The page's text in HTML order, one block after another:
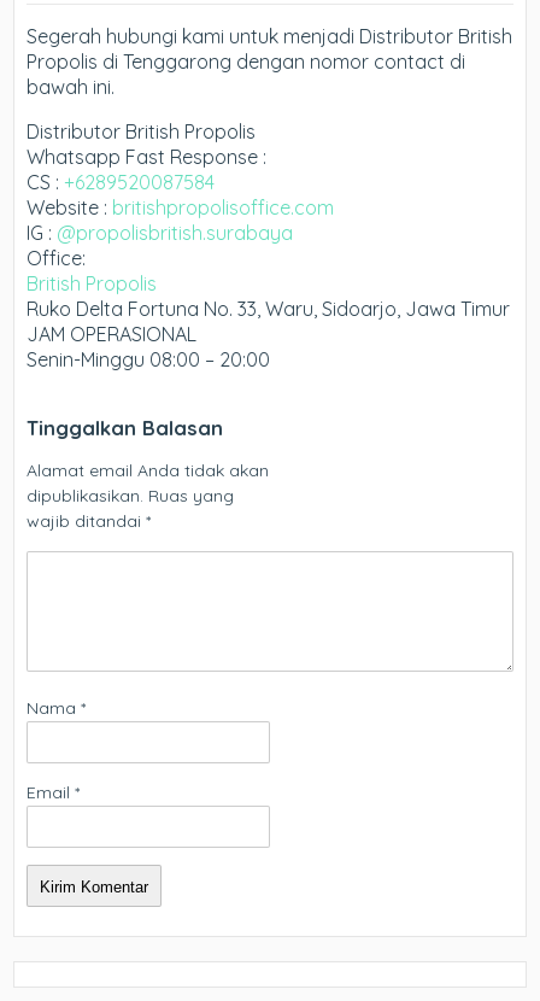
Segerah hubungi kami untuk menjadi Distributor British
Propolis di Tenggarong dengan nomor contact di
bawah ini.
Distributor British Propolis
Whatsapp Fast Response :
CS : +6289520087584
Website : britishpropolisoffice.com
IG : @propolisbritish.surabaya
Office:
British Propolis
Ruko Delta Fortuna No. 33, Waru, Sidoarjo, Jawa Timur
JAM OPERASIONAL
Senin-Minggu 08:00 – 20:00
Tinggalkan Balasan
Alamat email Anda tidak akan
dipublikasikan. Ruas yang
wajib ditandai*
Nama*
Email*